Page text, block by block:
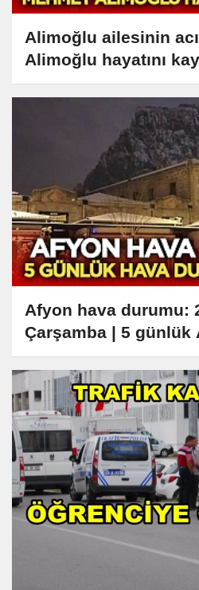
Alimoğlu ailesinin
Alimoğlu hayatını
Afyon hava durumu:
Çarşamba | 5 günlük
Durumu